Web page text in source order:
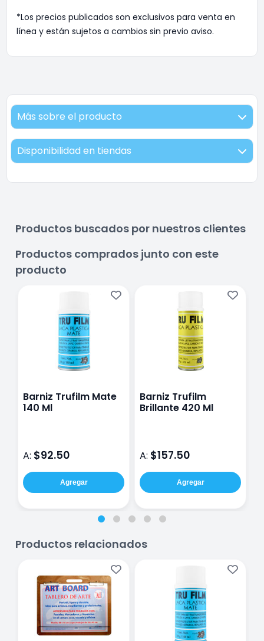
*Los precios publicados son exclusivos para venta en
línea y están sujetos a cambios sin previo aviso.
Más sobre el producto
Disponibilidad en tiendas
Productos buscados por nuestros clientes
Productos comprados junto con este
producto
Barniz Trufilm Mate
140 Ml
A: $92.50
Agregar
Barniz Trufilm
Brillante 420 Ml
A: $157.50
Agregar
Productos relacionados